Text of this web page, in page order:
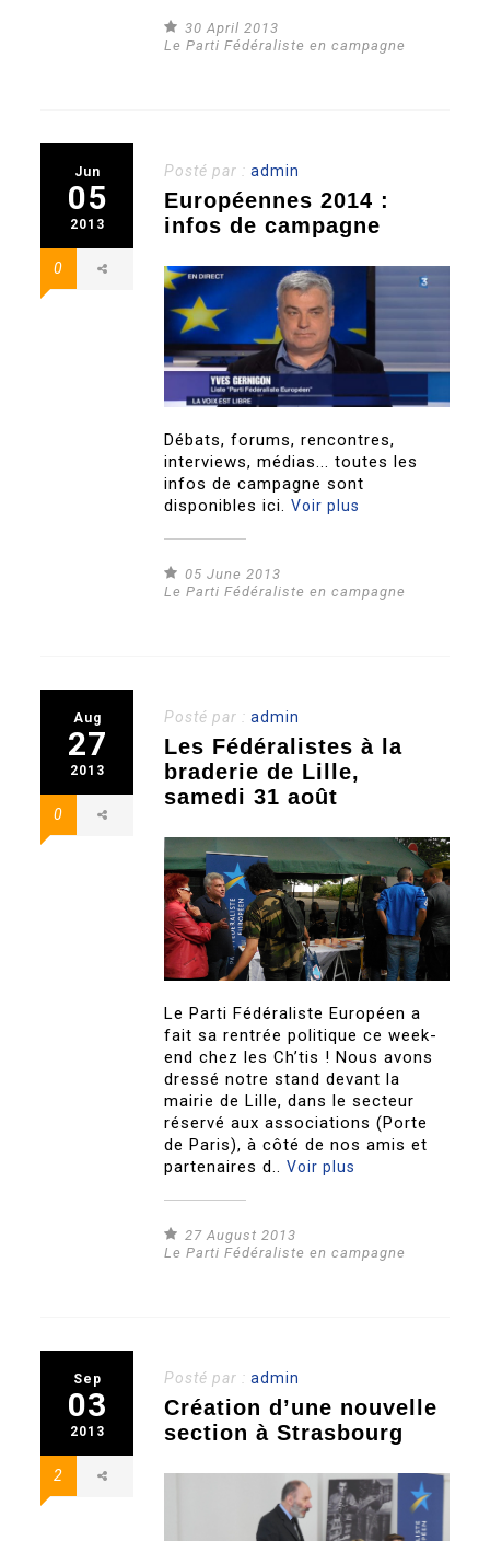
30 April 2013
Le Parti Fédéraliste en campagne
Jun
05
2013
0
Posté par :admin
Européennes 2014 :
infos de campagne
Débats, forums, rencontres,
interviews, médias... toutes les
infos de campagne sont
disponibles ici.Voir plus
05 June 2013
Le Parti Fédéraliste en campagne
Aug
27
2013
0
Posté par :admin
Les Fédéralistes à la
braderie de Lille,
samedi 31 août
Le Parti Fédéraliste Européen a
fait sa rentrée politique ce week-
end chez les Ch’tis ! Nous avons
dressé notre stand devant la
mairie de Lille, dans le secteur
réservé aux associations (Porte
de Paris), à côté de nos amis et
partenaires d..Voir plus
27 August 2013
Le Parti Fédéraliste en campagne
Sep
03
2013
2
Posté par :admin
Création d’une nouvelle
section à Strasbourg